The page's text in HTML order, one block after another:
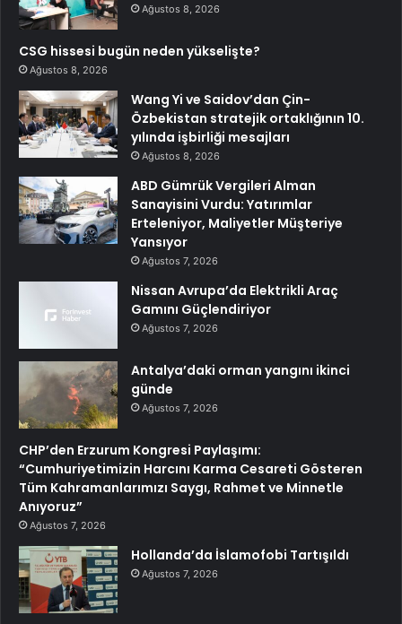
Ağustos 8, 2026
CSG hissesi bugün neden yükselişte?
Ağustos 8, 2026
Wang Yi ve Saidov’dan Çin-
Özbekistan stratejik ortaklığının 10.
yılında işbirliği mesajları
Ağustos 8, 2026
ABD Gümrük Vergileri Alman
Sanayisini Vurdu: Yatırımlar
Erteleniyor, Maliyetler Müşteriye
Yansıyor
Ağustos 7, 2026
Nissan Avrupa’da Elektrikli Araç
Gamını Güçlendiriyor
Ağustos 7, 2026
Antalya’daki orman yangını ikinci
günde
Ağustos 7, 2026
CHP’den Erzurum Kongresi Paylaşımı:
“Cumhuriyetimizin Harcını Karma Cesareti Gösteren
Tüm Kahramanlarımızı Saygı, Rahmet ve Minnetle
Anıyoruz”
Ağustos 7, 2026
Hollanda’da İslamofobi Tartışıldı
Ağustos 7, 2026